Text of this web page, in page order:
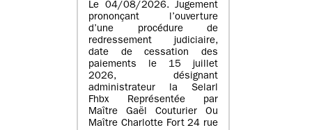
Le 04/08/2026. Jugement
prononçant l’ouverture
d’une procédure de
redressement judiciaire,
date de cessation des
paiements le 15 juillet
2026, désignant
administrateur la Selarl
Fhbx Représentée par
Maître Gaël Couturier Ou
Maître Charlotte Fort 24 rue